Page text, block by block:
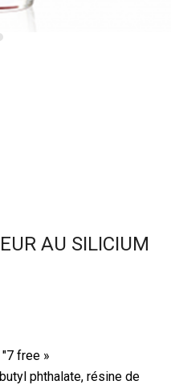
AU SILICIUM
free »
phthalate, résine de